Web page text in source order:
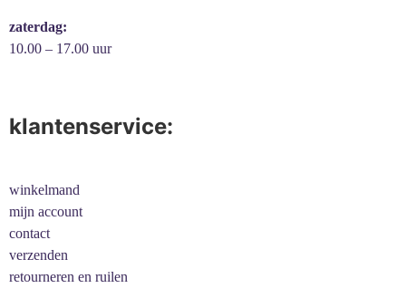
zaterdag:
10.00 – 17.00 uur
klantenservice:
winkelmand
mijn account
contact
verzenden
retourneren en ruilen